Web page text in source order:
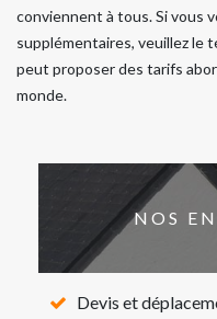
conviennent à tous. Si vous
supplémentaires, veuillez le
peut proposer des tarifs
monde.
NOS
Devis et